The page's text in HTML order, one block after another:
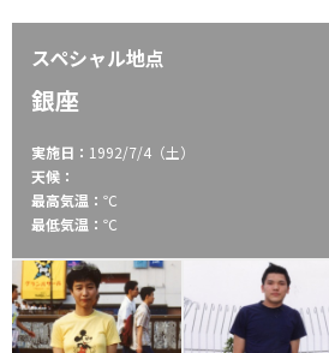
スペシャル地点
銀座
実施日： 1992/7/4（土）
天候：
最高気温： ℃
最低気温： ℃